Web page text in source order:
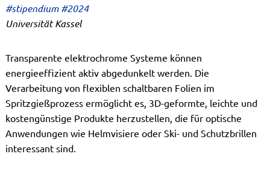
#stipendium #2024
Universität Kassel
Transparente elektrochrome Systeme können
energieeffizient aktiv abgedunkelt werden. Die
Verarbeitung von flexiblen schaltbaren Folien im
Spritzgießprozess ermöglicht es, 3D-geformte, leichte und
kostengünstige Produkte herzustellen, die für optische
Anwendungen wie Helmvisiere oder Ski- und Schutzbrillen
interessant sind.